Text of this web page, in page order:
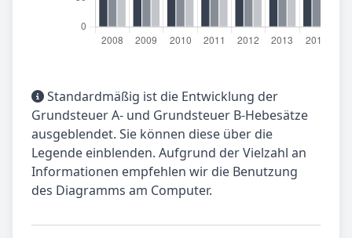
Standardmäßig ist die Entwicklung der
Grundsteuer A- und Grundsteuer B-Hebesätze
ausgeblendet. Sie können diese über die
Legende einblenden. Aufgrund der Vielzahl an
Informationen empfehlen wir die Benutzung
des Diagramms am Computer.